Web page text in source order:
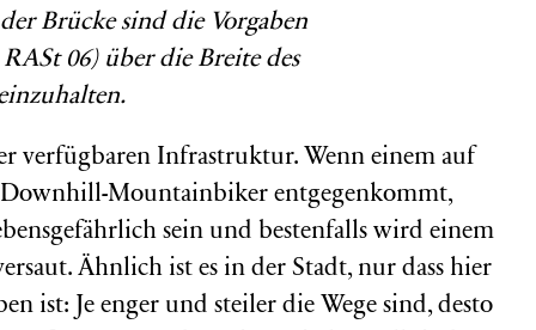
Brücke sind die Vorgaben
06) über die Breite des
verfügbaren Infrastruktur. Wenn einem auf
Mountainbiker entgegenkommt,
sein und bestenfalls wird einem
Ähnlich ist es in der Stadt, nur dass hier
ist: Je enger und steiler die Wege sind, desto